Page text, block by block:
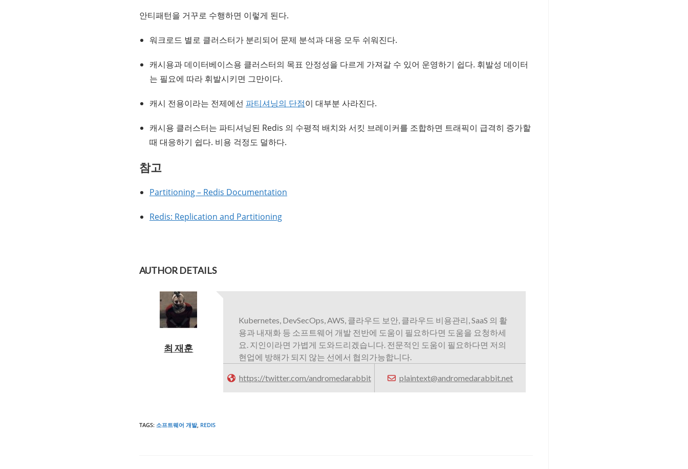
안티패턴을 거꾸로 수행하면 이렇게 된다.
워크로드 별로 클러스터가 분리되어 문제 분석과 대응 모두 쉬워진다.
캐시용과 데이터베이스용 클러스터의 목표 안정성을 다르게 가져갈 수 있어 운영하기 쉽다. 휘발성 데이터
는 필요에 따라 휘발시키면 그만이다.
캐시 전용이라는 전제에선 파티셔닝의 단점이 대부분 사라진다.
캐시용 클러스터는 파티셔닝된 Redis 의 수평적 배치와 서킷 브레이커를 조합하면 트래픽이 급격히 증가할
때 대응하기 쉽다. 비용 걱정도 덜하다.
참고
Partitioning – Redis Documentation
Redis: Replication and Partitioning
AUTHOR DETAILS
최 재훈
Kubernetes, DevSecOps, AWS, 클라우드 보안, 클라우드 비용관리, SaaS 의 활
용과 내재화 등 소프트웨어 개발 전반에 도움이 필요하다면 도움을 요청하세
요. 지인이라면 가볍게 도와드리겠습니다. 전문적인 도움이 필요하다면 저의
현업에 방해가 되지 않는 선에서 협의가능합니다.
https://twitter.com/andromedarabbit plaintext@andromedarabbit.net
TAGS: 소프트웨어 개발, REDIS